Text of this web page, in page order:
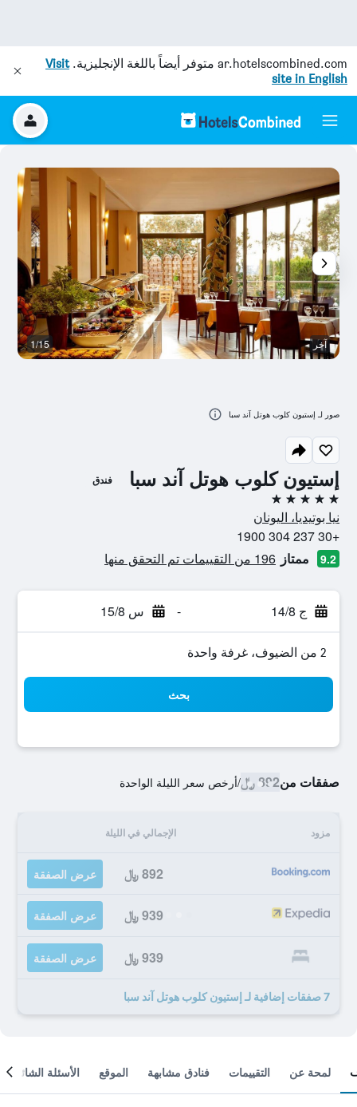
ar.hotelscombined.com متوفر أيضاً باللغة الإنجليزية.Visit
site in English
إستيون كلوب هوتل آند سبا فندق
5 نجوم
نيا بوتيديا، اليونان
+30 237 304 1900
9.2 ممتاز 196 من التقييمات تم التحقق منها
ج 14/8 - س 15/8
2 من الضيوف، غرفة واحدة
بحث
صفقات من892 ﷼ /أرخص سعر الليلة الواحدة
مزود الإجمالي في الليلة
892 ﷼ عرض الصفقة
939 ﷼ عرض الصفقة
939 ﷼ عرض الصفقة
7 صفقات إضافية لـ إستيون كلوب هوتل آند سبا
آخر 1/15
صور لـ إستيون كلوب هوتل آند سبا
لمحة عن التقييمات فنادق مشابهة الموقع الأسئلة الشائعة